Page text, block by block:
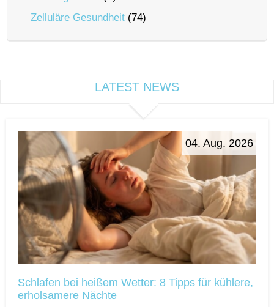
Zelluläre Gesundheit (74)
LATEST NEWS
04. Aug. 2026
Schlafen bei heißem Wetter: 8 Tipps für kühlere,
erholsamere Nächte